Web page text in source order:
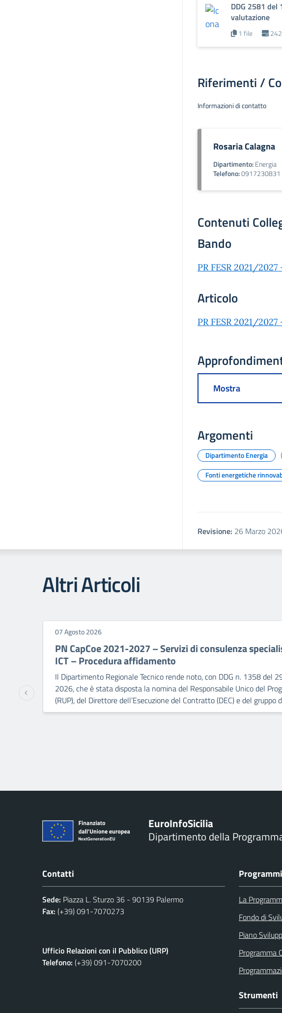
DDG 2581
valutazione
1 file
Riferimenti /
Informazioni di contatto
Rosaria Calagna
Dipartimento:Energia
Telefono:0917230831
Contenuti
Bando
PR FESR 2021/
Articolo
PR FESR 2021/
Mostra
Argomenti
Dipartimento Energia
Fonti energetiche
Revisione: 26 Marzo
Altri Articoli
07 Agosto 2026
PN CapCoe 2021-2027 – Servizi di consulenza
ICT – Procedura affidamento
Il Dipartimento Regionale Tecnico rende noto, con DDG n. 1358 del
2026, che è stata disposta la nomina del Responsabile Unico del
(RUP), del Direttore dell’Esecuzione del Contratto (DEC) e del gruppo
EuroInfoSicilia
Dipartimento della
Contatti
Sede: Piazza L. Sturzo 36 - 90139 Palermo
Fax: (+39) 091-7070273
Ufficio Relazioni con il Pubblico (URP)
Telefono: (+39) 091-7070200
Programmi
La
Fondo di
Piano
Programma
Strumenti